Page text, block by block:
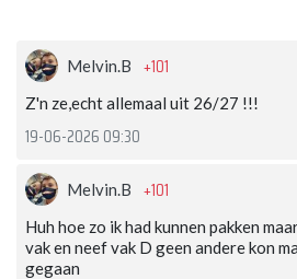
Melvin.B +101
Z'n ze,echt allemaal uit 26/27 !!!
19-06-2026 09:30
Melvin.B +101
Huh hoe zo ik had kunnen pakken
vak en neef vak D geen andere kon
gegaan